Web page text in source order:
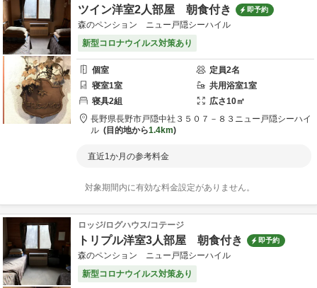
ツイン洋室2人部屋 朝食付き 即予約
森のペンション ニュー戸隠シーハイル
新型コロナウイルス対策あり
個室 定員2名
寝室1室 共用浴室1室
寝具2組 広さ10㎡
長野県長野市戸隠中社３５０７－８３ ニュー戸隠シーハイ
ル
目的地から1.4km
直近1か月の参考料金
対象期間内に有効な料金設定がありません。
ロッジ/ログハウス/コテージ
トリプル洋室3人部屋 朝食付き 即予約
森のペンション ニュー戸隠シーハイル
新型コロナウイルス対策あり